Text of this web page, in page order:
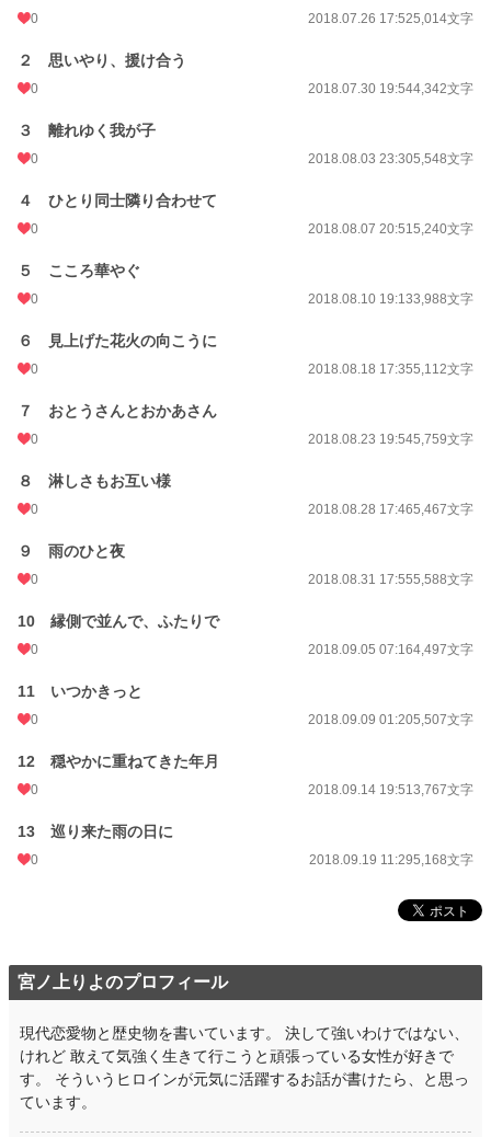
更新日時
初回公開日時 2018.07.26 17:52
初回完結日時
週間ポイント 0 pt (228,836 位)
月間ポイント
年間ポイント 224 pt (122,951 位)
0 2018.07.26 17:525,014文字
２ 思いやり、援け合う
0 2018.07.30 19:544,342文字
３ 離れゆく我が子
0 2018.08.03 23:305,548文字
４ ひとり同士隣り合わせて
0 2018.08.07 20:515,240文字
５ こころ華やぐ
0 2018.08.10 19:133,988文字
６ 見上げた花火の向こうに
0 2018.08.18 17:355,112文字
７ おとうさんとおかあさん
0 2018.08.23 19:545,759文字
８ 淋しさもお互い様
0 2018.08.28 17:465,467文字
９ 雨のひと夜
0 2018.08.31 17:555,588文字
10 縁側で並んで、ふたりで
0 2018.09.05 07:164,497文字
11 いつかきっと
0 2018.09.09 01:205,507文字
12 穏やかに重ねてきた年月
0 2018.09.14 19:513,767文字
13 巡り来た雨の日に
0 2018.09.19 11:295,168文字
宮ノ上りよのプロフィール
現代恋愛物と歴史物を書いています。 決して強いわけではない、
けれど 敢えて気強く生きて行こうと頑張っている女性が好きで
す。 そういうヒロインが元気に活躍するお話が書けたら、と思っ
ています。